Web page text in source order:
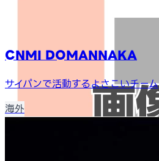
CNMI DOMANNAKA
サイパンで活動するよさこいチーム
海外